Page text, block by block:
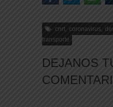
cnrt coronavirus
transporte
DEJANOS